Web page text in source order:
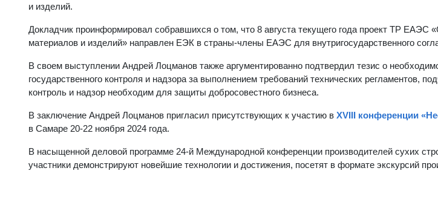
и изделий.
Докладчик проинформировал собравшихся о том, что 8 августа текущего года проект ТР ЕАЭС
материалов и изделий» направлен ЕЭК в страны-члены ЕАЭС для внутригосударственного
В своем выступлении Андрей Лоцманов также аргументированно подтвердил тезис о
государственного контроля и надзора за выполнением требований технических регламентов,
контроль и надзор необходим для защиты добросовестного бизнеса.
В заключение Андрей Лоцманов пригласил присутствующих к участию в XVIII конференции
в Самаре 20-22 ноября 2024 года.
В насыщенной деловой программе 24-й Международной конференции производителей сухих
участники демонстрируют новейшие технологии и достижения, посетят в формате экскурсий